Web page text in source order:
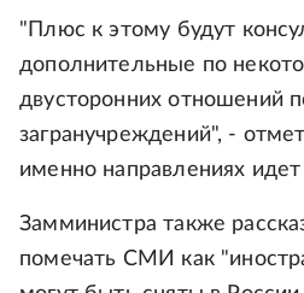
"Плюс к этому будут
дополнительные по
двусторонних отношений
загранучреждений", -
именно направлениях идет
Замминистра также
помечать СМИ как